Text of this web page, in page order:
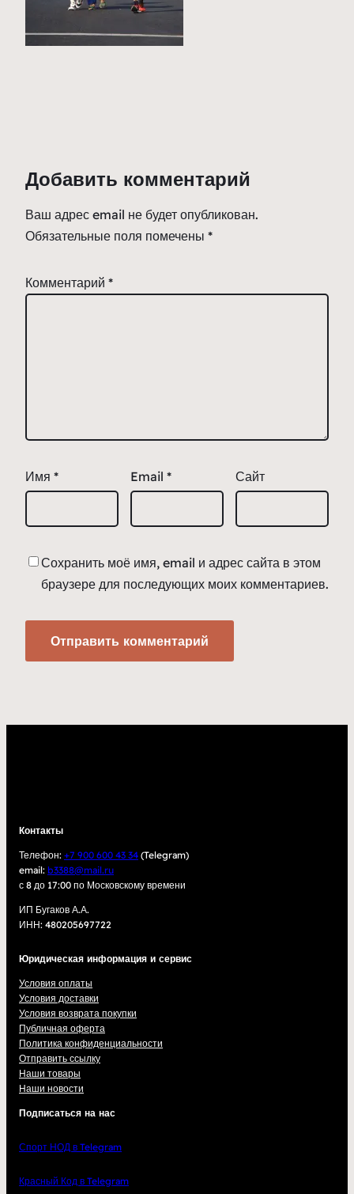
Добавить комментарий
Ваш адрес email не будет опубликован.
Обязательные поля помечены *
Комментарий *
Имя * Email * Сайт
Сохранить моё имя, email и адрес сайта в этом
браузере для последующих моих комментариев.
Контакты
Телефон: +7 900 600 43 34 (Telegram)
email: b3388@mail.ru
с 8 до 17:00 по Московскому времени
ИП Бугаков А.А.
ИНН: 480205697722
Юридическая информация и сервис
Условия оплаты
Условия доставки
Условия возврата покупки
Публичная оферта
Политика конфиденциальности
Отправить ссылку
Наши товары
Наши новости
Подписаться на нас
Спорт НОД в Telegram
Красный Код в Telegram